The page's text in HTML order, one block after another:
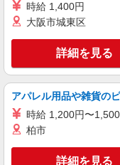
キープ
株式会社kotrio /●HR-H-
三原
資格
時給 1,400円
大阪市城東区
詳細を見る
アパレル用品や雑貨の
時給 1,200円〜
柏市
詳細を見る